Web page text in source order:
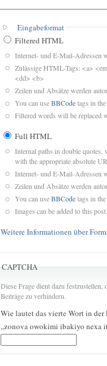
Eingabeformat
Filtered HTML
Internet- und E-Mail-Adressen
Zulässige HTML-Tags: <a>
<dd> <b>
Zeilen und Absätze werden
You can useBBCodetags in
Filtered words will be replaced
Full HTML
Internal paths in double quotes,
with the appropriate absolute
Internet- und E-Mail-Adressen
Zeilen und Absätze werden
You can useBBCodetags in
Images can be added to this post.
Weitere Informationen über
CAPTCHA
Diese Frage dient dazu
Beiträge zu verhindern.
Wie lautet das vierte Wort in der
„zonova owokimi ibakiyo nexa